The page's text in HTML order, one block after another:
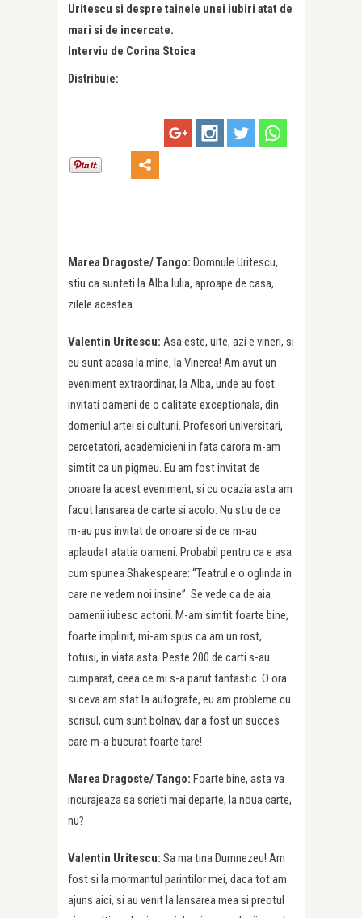
Uritescu si despre tainele unei iubiri atat de
mari si de incercate.
Interviu de Corina Stoica
Distribuie:
Marea Dragoste/ Tango: Domnule Uritescu,
stiu ca sunteti la Alba Iulia, aproape de casa,
zilele acestea.
Valentin Uritescu: Asa este, uite, azi e vineri, si
eu sunt acasa la mine, la Vinerea! Am avut un
eveniment extraordinar, la Alba, unde au fost
invitati oameni de o calitate exceptionala, din
domeniul artei si culturii. Profesori universitari,
cercetatori, academicieni in fata carora m-am
simtit ca un pigmeu. Eu am fost invitat de
onoare la acest eveniment, si cu ocazia asta am
facut lansarea de carte si acolo. Nu stiu de ce
m-au pus invitat de onoare si de ce m-au
aplaudat atatia oameni. Probabil pentru ca e asa
cum spunea Shakespeare: “Teatrul e o oglinda in
care ne vedem noi insine”. Se vede ca de aia
oamenii iubesc actorii. M-am simtit foarte bine,
foarte implinit, mi-am spus ca am un rost,
totusi, in viata asta. Peste 200 de carti s-au
cumparat, ceea ce mi s-a parut fantastic. O ora
si ceva am stat la autografe, eu am probleme cu
scrisul, cum sunt bolnav, dar a fost un succes
care m-a bucurat foarte tare!
Marea Dragoste/ Tango: Foarte bine, asta va
incurajeaza sa scrieti mai departe, la noua carte,
nu?
Valentin Uritescu: Sa ma tina Dumnezeu! Am
fost si la mormantul parintilor mei, daca tot am
ajuns aici, si au venit la lansarea mea si preotul